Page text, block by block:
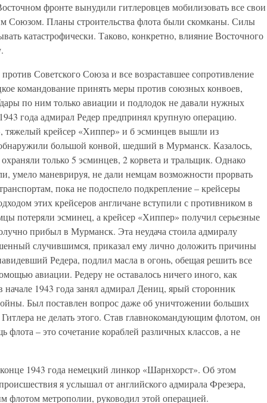
фронте вынудили гитлеровцев мобилизовать все свои
Союзом. Планы строительства флота были скомканы. Силы
катастрофически. Таково, конкретно, влияние Восточного
Советского Союза и все возраставшее сопротивление
командование принять меры против союзных конвоев,
по ним только авиации и подлодок не давали нужных
года адмирал Редер предпринял крупную операцию.
крейсер «Хиппер» и б эсминцев вышли из
большой конвой, шедший в Мурманск. Казалось,
только 5 эсминцев, 2 корвета и тральщик. Однако
умело маневрируя, не дали немцам возможности прорвать
пока не подоспело подкрепление – крейсеры
этих крейсеров англичане вступили с противником в
потеряли эсминец, а крейсер «Хиппер» получил серьезные
прибыл в Мурманск. Эта неудача стоила адмиралу
случившимся, приказал ему лично доложить причины
Редера, подлил масла в огонь, обещая решить все
авиации. Редеру не оставалось ничего иного, как
начале 1943 года занял адмирал Дениц, ярый сторонник
Был поставлен вопрос даже об уничтожении больших
не делать этого. Став главнокомандующим флотом, он
флота – это сочетание кораблей различных классов, а не
1943 года немецкий линкор «Шарнхорст». Об этом
я услышал от английского адмирала Фрезера,
флотом метрополии, руководил этой операцией.